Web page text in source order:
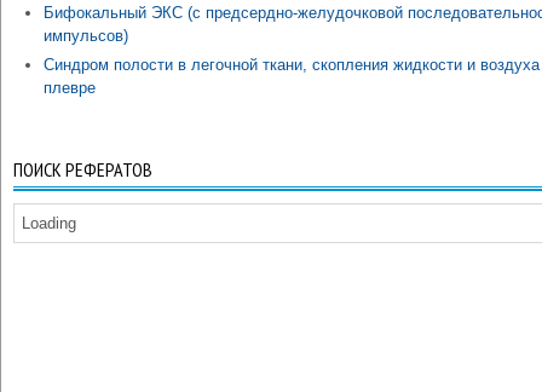
Бифокальный ЭКС (с предсердно-желудочковой
импульсов)
Синдром полости в легочной ткани, скопления жидкости и
плевре
ПОИСК РЕФЕРАТОВ
Loading